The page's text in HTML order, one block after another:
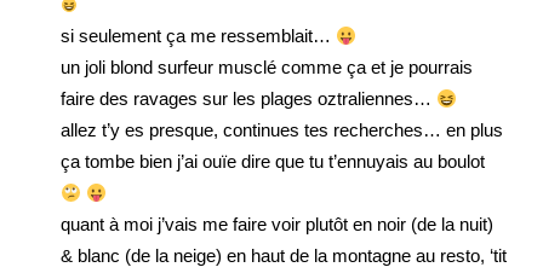
si seulement ça me ressemblait…
un joli blond surfeur musclé comme ça et je pourrais
faire des ravages sur les plages oztraliennes…
allez t’y es presque, continues tes recherches… en plus
ça tombe bien j’ai ouïe dire que tu t’ennuyais au boulot
quant à moi j’vais me faire voir plutôt en noir (de la nuit)
& blanc (de la neige) en haut de la montagne au resto, ‘tit